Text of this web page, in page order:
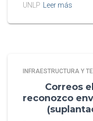
UNLP
Leer más
INFRAESTRUCTURA Y
Correos
reconozco